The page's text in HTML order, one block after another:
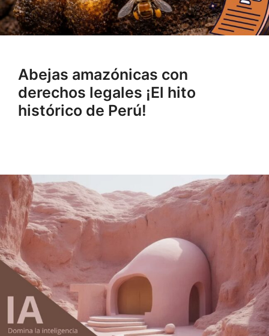
Abejas amazónicas con
derechos legales ¡El hito
histórico de Perú!